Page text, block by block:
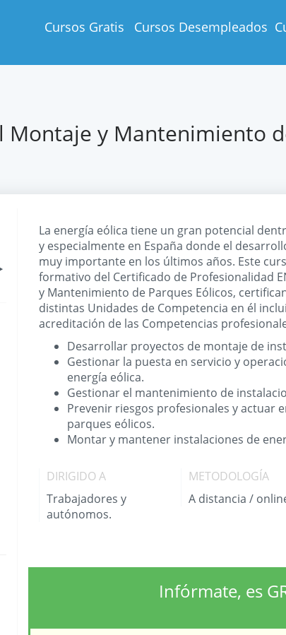
Cursos Gratis Cursos Desempleados
Montaje y Mantenimiento
La energía eólica tiene un gran potencial
y especialmente en España donde el
muy importante en los últimos años. Este
formativo del Certificado de Profesionalidad
y Mantenimiento de Parques Eólicos,
distintas Unidades de Competencia en él
acreditación de las Competencias
Desarrollar proyectos de montaje de
Gestionar la puesta en servicio y
energía eólica.
Gestionar el mantenimiento de
Prevenir riesgos profesionales y actuar
parques eólicos.
Montar y mantener instalaciones de
DIRIGIDO A
Trabajadores y
autónomos.
METODOLOGÍA
A distancia /
Infórmate, es